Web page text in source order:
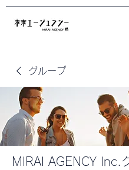
グループ
MIRAI AGENCY Inc.